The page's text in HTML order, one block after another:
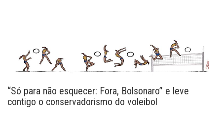
“Só para não esquecer: Fora, Bolsonaro” e leve
contigo o conservadorismo do voleibol